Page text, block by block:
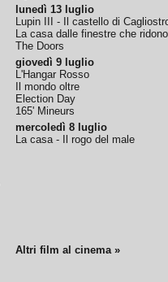
lunedì 13 luglio
Lupin III - Il castello di
La casa dalle finestre che ridono
The Doors
giovedì 9 luglio
L'Hangar Rosso
Il mondo oltre
Election Day
165' Mineurs
mercoledì 8 luglio
La casa - Il rogo del male
Altri film al cinema »